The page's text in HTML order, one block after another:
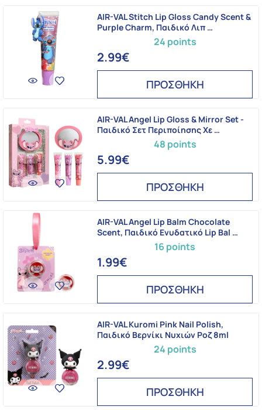
24 points
AIR-VAL Stitch Lip Gloss Candy Scent &
Purple Charm, Παιδικό Λιπ …
2.99€
ΠΡΟΣΘΗΚΗ
48 points
AIR-VAL Angel Lip Gloss & Mirror Set -
Παιδικό Σετ Περιποίησης Χε …
5.99€
ΠΡΟΣΘΗΚΗ
16 points
AIR-VAL Angel Lip Balm Chocolate
Scent, Παιδικό Ενυδατικό Lip Bal …
1.99€
ΠΡΟΣΘΗΚΗ
24 points
AIR-VAL Kuromi Pink Nail Polish,
Παιδικό Βερνίκι Νυχιών Ροζ 8ml
2.99€
ΠΡΟΣΘΗΚΗ